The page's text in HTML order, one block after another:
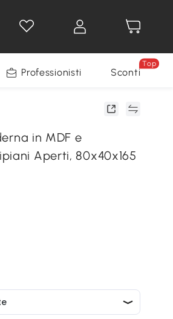
Professionisti Sconti
Top
in MDF e
Aperti, 80x40x165